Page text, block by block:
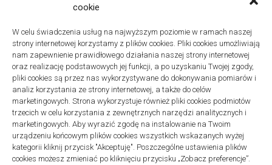
cookie
W celu świadczenia usług na najwyższym poziomie w ramach naszej
strony internetowej korzystamy z plików cookies. Pliki cookies umożliwiają
nam zapewnienie prawidłowego działania naszej strony internetowej
oraz realizację podstawowych jej funkcji, a po uzyskaniu Twojej zgody,
pliki cookies są przez nas wykorzystywane do dokonywania pomiarów i
analiz korzystania ze strony internetowej, a także do celów
marketingowych. Strona wykorzystuje również pliki cookies podmiotów
trzecich w celu korzystania z zewnętrznych narzędzi analitycznych i
marketingowych. Aby wyrazić zgodę na instalowanie na Twoim
urządzeniu końcowym plików cookies wszystkich wskazanych wyżej
kategorii kliknij przycisk "Akceptuję". Poszczególne ustawienia plików
cookies możesz zmieniać po kliknięciu przycisku „Zobacz preferencje”.
Projekty domów Podkarpacie
linki z nap